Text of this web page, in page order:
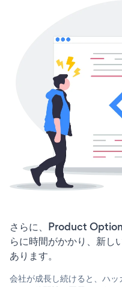
さらに、Product
らに時間がかかり、新し
あります。
会社が成長し続けると、ハ